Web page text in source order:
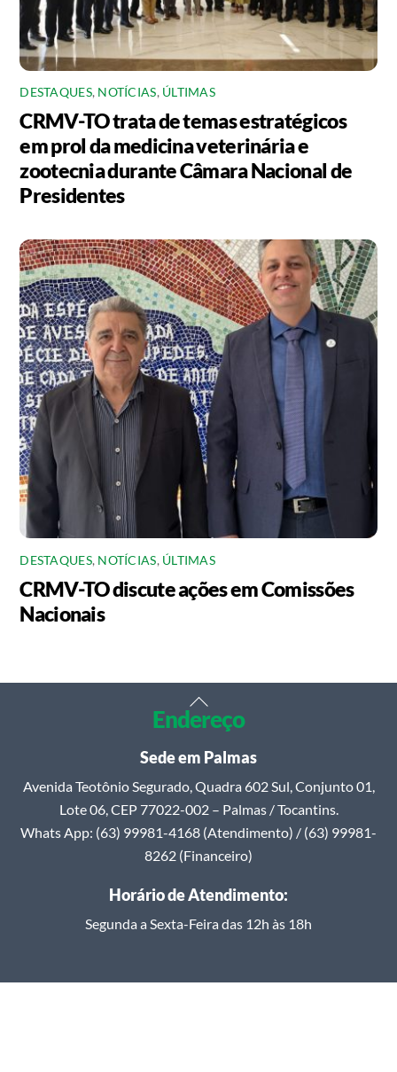
DESTAQUES, NOTÍCIAS, ÚLTIMAS
CRMV-TO trata de temas estratégicos
em prol da medicina veterinária e
zootecnia durante Câmara Nacional de
Presidentes
DESTAQUES, NOTÍCIAS, ÚLTIMAS
CRMV-TO discute ações em Comissões
Nacionais
Back
To
Top
Endereço
Sede em Palmas
Avenida Teotônio Segurado, Quadra 602 Sul, Conjunto 01,
Lote 06, CEP 77022-002 – Palmas / Tocantins.
Whats App: (63) 99981-4168 (Atendimento) / (63) 99981-
8262 (Financeiro)
Horário de Atendimento:
Segunda a Sexta-Feira das 12h às 18h